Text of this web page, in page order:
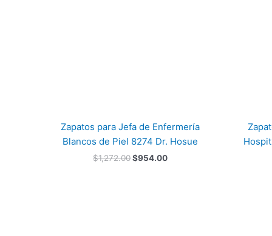
Zapatos para Jefa de Enfermería
Blancos de Piel 8274 Dr. Hosue
$1,272.00$954.00